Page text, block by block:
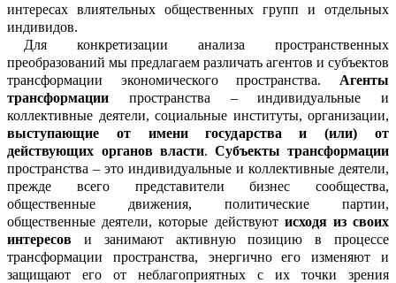
интересах влиятельных общественных групп и отдельных
индивидов.
Для конкретизации анализа пространственных
преобразований мы предлагаем различать агентов и субъектов
трансформации экономического
пространства. Агенты
трансформации пространства – индивидуальные и
коллективные деятели, социальные институты, организации,
выступающие от имени государства и (или) от
действующих органов власти. Субъекты трансформации
пространства – это индивидуальные и коллективные деятели,
прежде всего представители бизнес сообщества,
общественные движения, политические партии,
общественные деятели, которые действуют исходя из своих
интересов и занимают активную позицию в процессе
трансформации пространства, энергично
его изменяют и
защищают его от неблагоприятных с их точки зрения